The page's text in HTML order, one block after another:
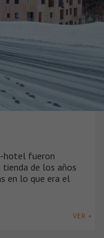
hotel fueron
de los años
en lo que era el
VER +